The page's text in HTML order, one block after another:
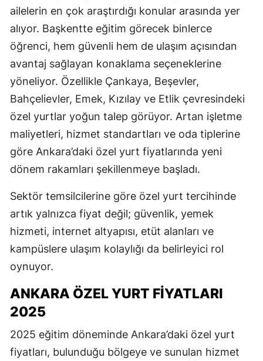
ailelerin en çok araştırdığı konular arasında yer
alıyor. Başkentte eğitim görecek binlerce
öğrenci, hem güvenli hem de ulaşım açısından
avantaj sağlayan konaklama seçeneklerine
yöneliyor. Özellikle Çankaya, Beşevler,
Bahçelievler, Emek, Kızılay ve Etlik çevresindeki
özel yurtlar yoğun talep görüyor. Artan işletme
maliyetleri, hizmet standartları ve oda tiplerine
göre Ankara’daki özel yurt fiyatlarında yeni
dönem rakamları şekillenmeye başladı.
Sektör temsilcilerine göre özel yurt tercihinde
artık yalnızca fiyat değil; güvenlik, yemek
hizmeti, internet altyapısı, etüt alanları ve
kampüslere ulaşım kolaylığı da belirleyici rol
oynuyor.
ANKARA ÖZEL YURT FIYATLARI
2025
2025 eğitim döneminde Ankara’daki özel yurt
fiyatları, bulunduğu bölgeye ve sunulan hizmet